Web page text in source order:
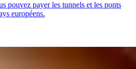
pouvez payer les tunnels et les ponts
européens.